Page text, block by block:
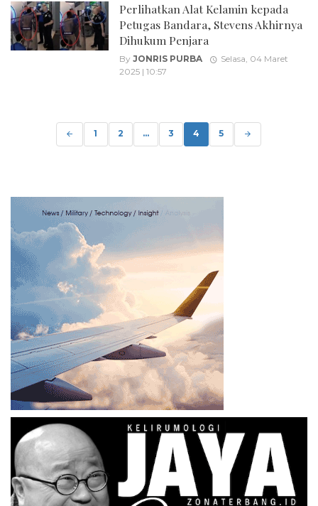
Perlihatkan Alat Kelamin kepada
Petugas Bandara, Stevens Akhirnya
Dihukum Penjara
By JONRIS PURBA
Selasa, 04 Maret
2025 | 10:57
navigation
1 2 ... 3 4 5